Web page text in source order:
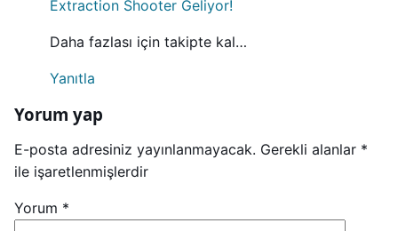
Extraction Shooter Geliyor!
Daha fazlası için takipte kal…
Yanıtla
Yorum yap
E-posta adresiniz yayınlanmayacak. Gerekli alanlar *
ile işaretlenmişlerdir
Yorum *